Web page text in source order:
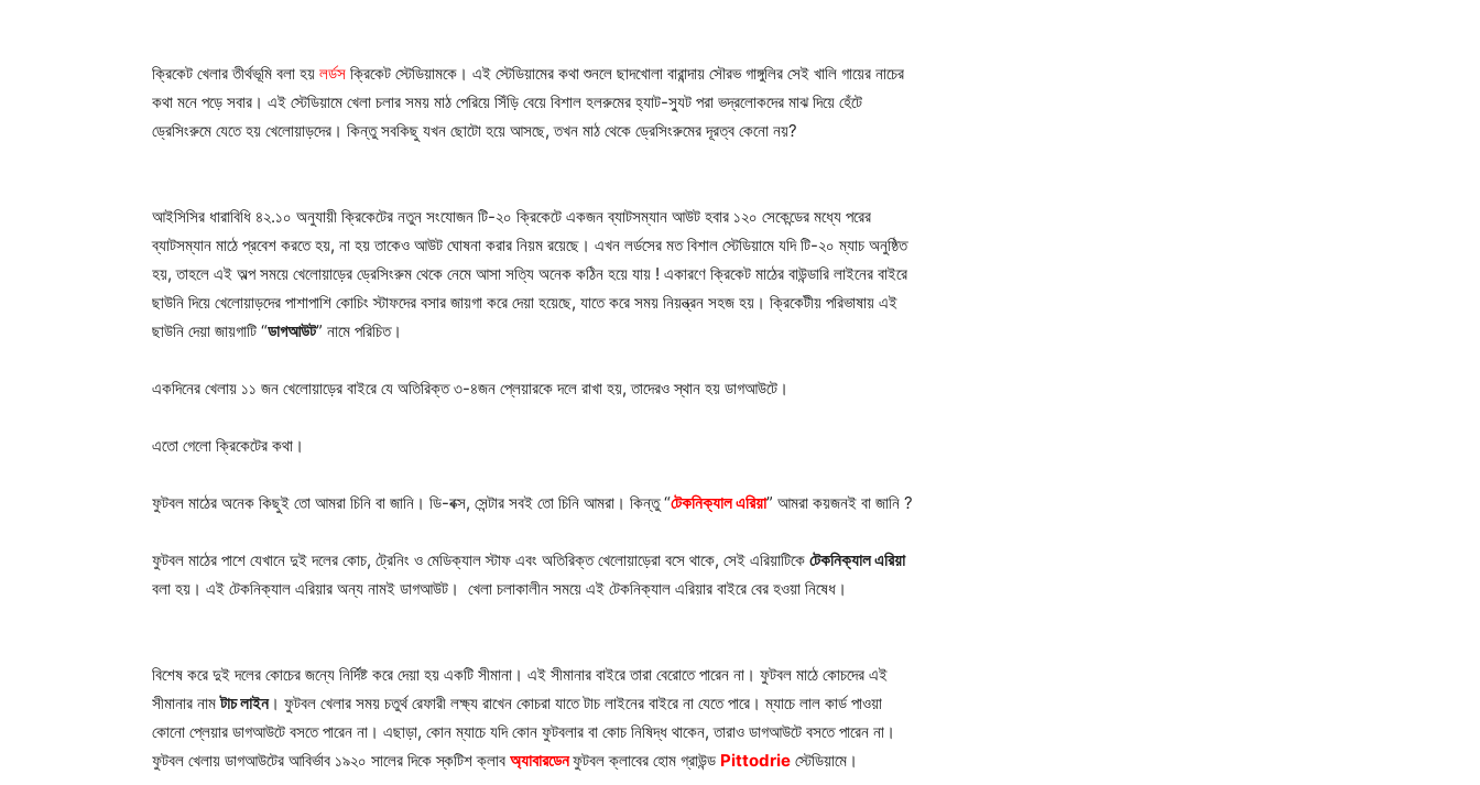
ক্রিকেট খেলার তীর্থভূমি বলা হয় লর্ডস ক্রিকেট স্টেডিয়ামকে। এই স্টেডিয়ামের কথা শুনলে ছাদখোলা বারান্দায় সৌরভ গাঙ্গুলির সেই খালি গায়ের নাচের
কথা মনে পড়ে সবার। এই স্টেডিয়ামে খেলা চলার সময় মাঠ পেরিয়ে সিঁড়ি বেয়ে বিশাল হলরুমের হ্যাট-স্যুট পরা ভদ্রলোকদের মাঝ দিয়ে হেঁটে
ড্রেসিংরুমে যেতে হয় খেলোয়াড়দের। কিন্তু সবকিছু যখন ছোটো হয়ে আসছে, তখন মাঠ থেকে ড্রেসিংরুমের দূরত্ব কেনো নয়?
আইসিসির ধারাবিধি ৪২.১০ অনুযায়ী ক্রিকেটের নতুন সংযোজন টি-২০ ক্রিকেটে একজন ব্যাটসম্যান আউট হবার ১২০ সেকেন্ডের মধ্যে পরের
ব্যাটসম্যান মাঠে প্রবেশ করতে হয়, না হয় তাকেও আউট ঘোষনা করার নিয়ম রয়েছে। এখন লর্ডসের মত বিশাল স্টেডিয়ামে যদি টি-২০ ম্যাচ অনুষ্ঠিত
হয়, তাহলে এই অল্প সময়ে খেলোয়াড়ের ড্রেসিংরুম থেকে নেমে আসা সত্যি অনেক কঠিন হয়ে যায় ! একারণে ক্রিকেট মাঠের বাউন্ডারি লাইনের বাইরে
ছাউনি দিয়ে খেলোয়াড়দের পাশাপাশি কোচিং স্টাফদের বসার জায়গা করে দেয়া হয়েছে, যাতে করে সময় নিয়ন্ত্রন সহজ হয়। ক্রিকেটীয় পরিভাষায় এই
ছাউনি দেয়া জায়গাটি “ডাগআউট” নামে পরিচিত।
একদিনের খেলায় ১১ জন খেলোয়াড়ের বাইরে যে অতিরিক্ত ৩-৪জন প্লেয়ারকে দলে রাখা হয়, তাদেরও স্থান হয় ডাগআউটে।
এতো গেলো ক্রিকেটের কথা।
ফুটবল মাঠের অনেক কিছুই তো আমরা চিনি বা জানি। ডি-বক্স, সেন্টার সবই তো চিনি আমরা। কিন্তু “টেকনিক্যাল এরিয়া” আমরা কয়জনই বা জানি ?
ফুটবল মাঠের পাশে যেখানে দুই দলের কোচ, ট্রেনিং ও মেডিক্যাল স্টাফ এবং অতিরিক্ত খেলোয়াড়েরা বসে থাকে, সেই এরিয়াটিকে টেকনিক্যাল এরিয়া
বলা হয়। এই টেকনিক্যাল এরিয়ার অন্য নামই ডাগআউট। খেলা চলাকালীন সময়ে এই টেকনিক্যাল এরিয়ার বাইরে বের হওয়া নিষেধ।
বিশেষ করে দুই দলের কোচের জন্যে নির্দিষ্ট করে দেয়া হয় একটি সীমানা। এই সীমানার বাইরে তারা বেরোতে পারেন না। ফুটবল মাঠে কোচদের এই
সীমানার নামটাচ লাইন। ফুটবল খেলার সময় চতুর্থ রেফারী লক্ষ্য রাখেন কোচরা যাতে টাচ লাইনের বাইরে না যেতে পারে। ম্যাচে লাল কার্ড পাওয়া
কোনো প্লেয়ার ডাগআউটে বসতে পারেন না। এছাড়া, কোন ম্যাচে যদি কোন ফুটবলার বা কোচ নিষিদ্ধ থাকেন, তারাও ডাগআউটে বসতে পারেন না।
ফুটবল খেলায় ডাগআউটের আবির্ভাব ১৯২০ সালের দিকে স্কটিশ ক্লাব অ্যাবারডেনফুটবল ক্লাবের হোম গ্রাউন্ড Pittodrie স্টেডিয়ামে।